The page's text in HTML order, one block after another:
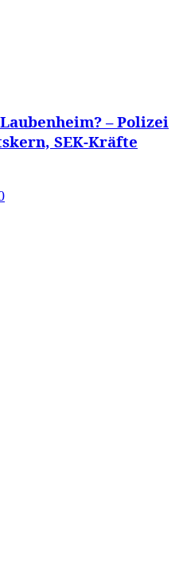
– Polizei
SEK-Kräfte